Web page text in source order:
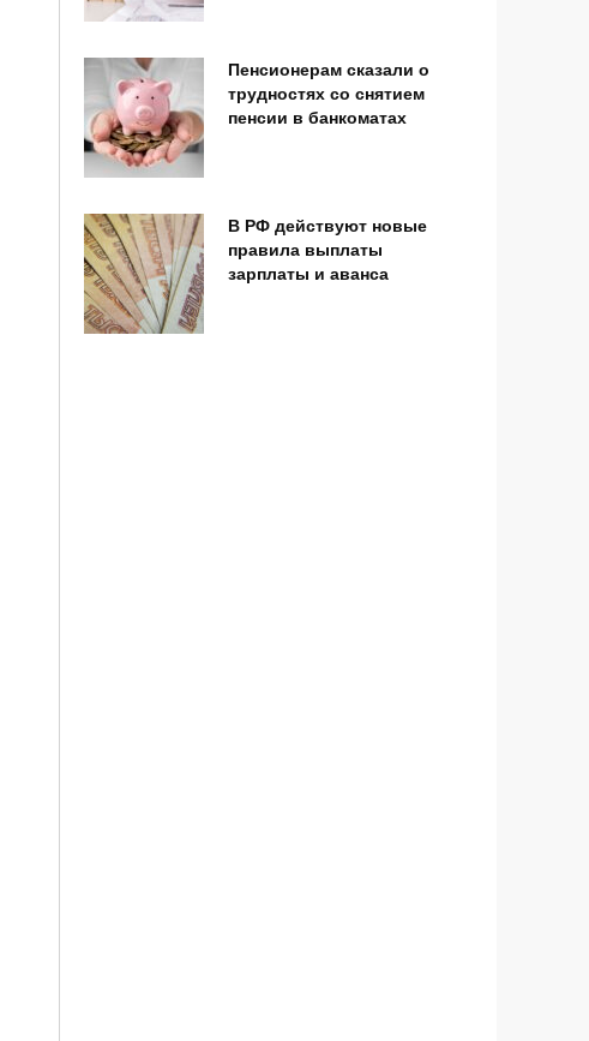
Пенсионерам сказали о
трудностях со снятием
пенсии в банкоматах
В РФ действуют новые
правила выплаты
зарплаты и аванса